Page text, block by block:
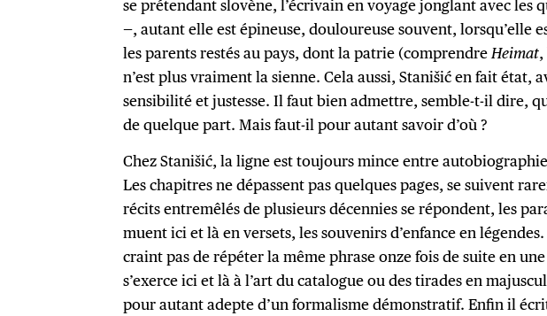
se prétendant slovène, l’écrivain en voyage jonglant avec les
—, autant elle est épineuse, douloureuse souvent, lorsqu’elle
les parents restés au pays, dont la patrie (comprendreHeimat
n’est plus vraiment la sienne. Cela aussi, Stanišić en fait état,
sensibilité et justesse. Il faut bien admettre, semble-t-il dire,
de quelque part. Mais faut-il pour autant savoir d’où ?
Chez Stanišić, la ligne est toujours mince entre
Les chapitres ne dépassent pas quelques pages, se suivent
récits entremêlés de plusieurs décennies se répondent, les
muent ici et là en versets, les souvenirs d’enfance en légendes.
craint pas de répéter la même phrase onze fois de suite en
s’exerce ici et là à l’art du catalogue ou des tirades en
pour autant adepte d’un formalisme démonstratif. Enfin il